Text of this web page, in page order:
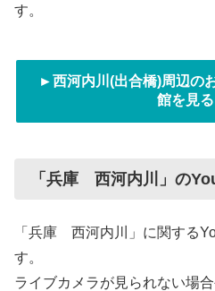
す。
►西河内川(出合橋)周辺の
館を見る
「兵庫 西河内川」の
「兵庫 西河内川」に関する
す。
ライブカメラが見られない場